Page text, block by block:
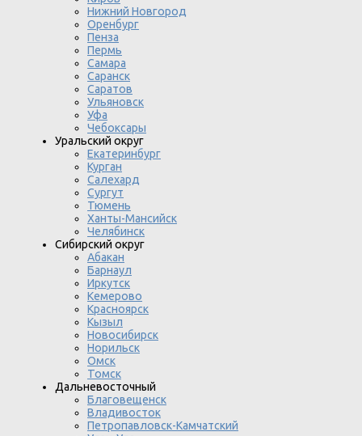
Нижний Новгород
Оренбург
Пенза
Пермь
Самара
Саранск
Саратов
Ульяновск
Уфа
Чебоксары
Уральский округ
Екатеринбург
Курган
Салехард
Сургут
Тюмень
Ханты-Мансийск
Челябинск
Сибирский округ
Абакан
Барнаул
Иркутск
Кемерово
Красноярск
Кызыл
Новосибирск
Норильск
Омск
Томск
Дальневосточный
Благовещенск
Владивосток
Петропавловск-Камчатский